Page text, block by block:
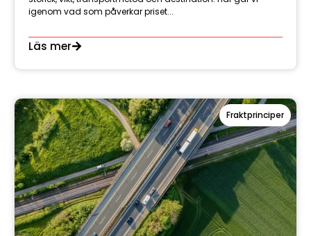
igenom vad som påverkar priset...
Läs mer
Fraktprinciper